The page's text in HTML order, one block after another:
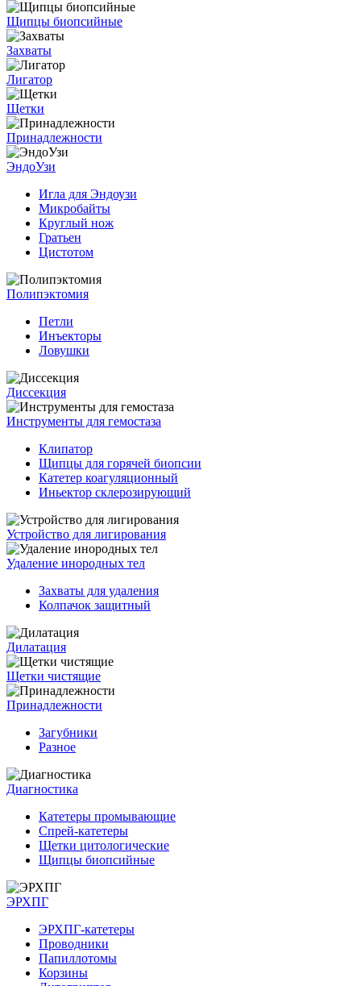
Щипцы биопсийные
Захваты
Лигатор
Щетки
Принадлежности
ЭндоУзи
Игла для Эндоузи
Микробайты
Круглый нож
Гратьен
Цистотом
Полипэктомия
Петли
Инъекторы
Ловушки
Диссекция
Инструменты для гемостаза
Клипатор
Щипцы для горячей биопсии
Катетер коагуляционный
Иньектор склерозирующий
Устройство для лигирования
Удаление инородных тел
Захваты для удаления
Колпачок защитный
Дилатация
Щетки чистящие
Принадлежности
Загубники
Разное
Диагностика
Катетеры промывающие
Спрей-катетеры
Щетки цитологические
Щипцы биопсийные
ЭРХПГ
ЭРХПГ-катетеры
Проводники
Папиллотомы
Корзины